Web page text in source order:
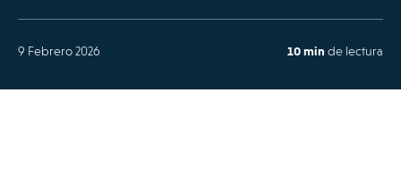
9 Febrero 2026 10 min de lectura